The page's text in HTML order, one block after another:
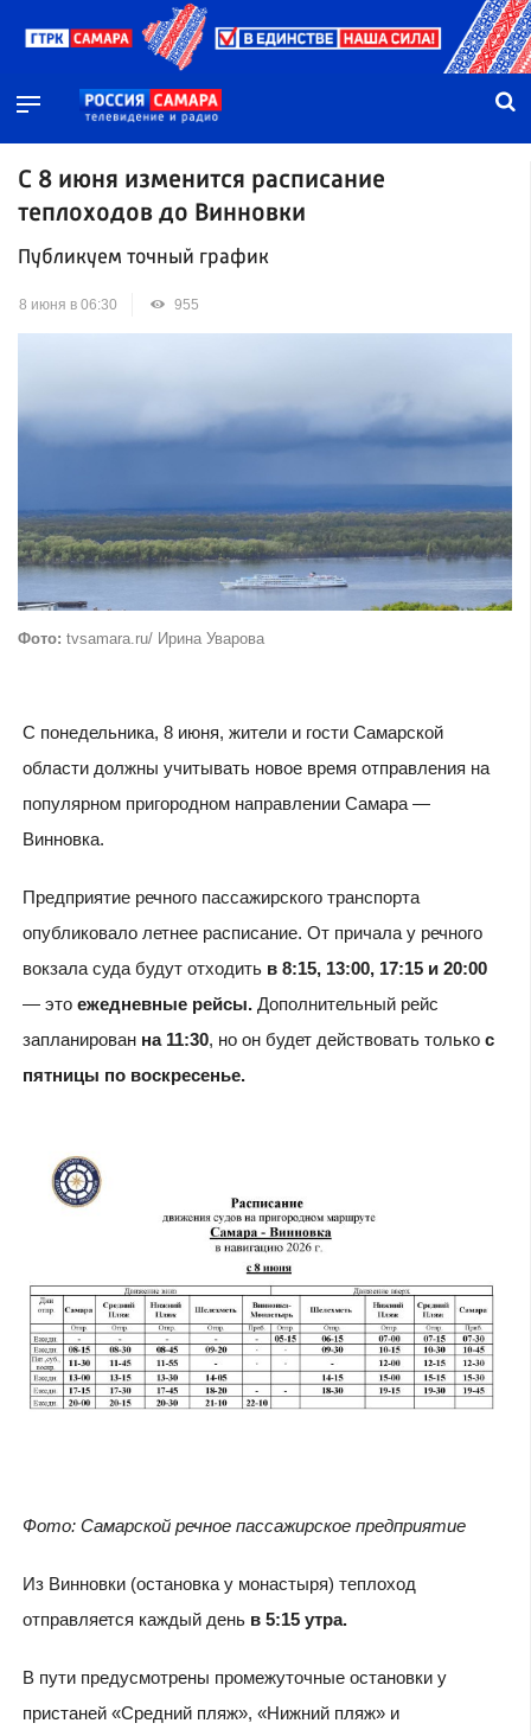
С 8 июня изменится расписание
теплоходов до Винновки
Публикуем точный график
8 июня в 06:30 955
Фото: tvsamara.ru/ Ирина Уварова
С понедельника, 8 июня, жители и гости Самарской
области должны учитывать новое время отправления на
популярном пригородном направлении Самара —
Винновка.
Предприятие речного пассажирского транспорта
опубликовало летнее расписание. От причала у речного
вокзала суда будут отходитьв 8:15, 13:00, 17:15 и 20:00
— это ежедневные рейсы.Дополнительный рейс
запланирован на 11:30, но он будет действовать только с
пятницы по воскресенье.
Фото: Самарской речное пассажирское предприятие
Из Винновки (остановка у монастыря) теплоход
отправляется каждый день в 5:15 утра.
В пути предусмотрены промежуточные остановки у
пристаней «Средний пляж», «Нижний пляж» и